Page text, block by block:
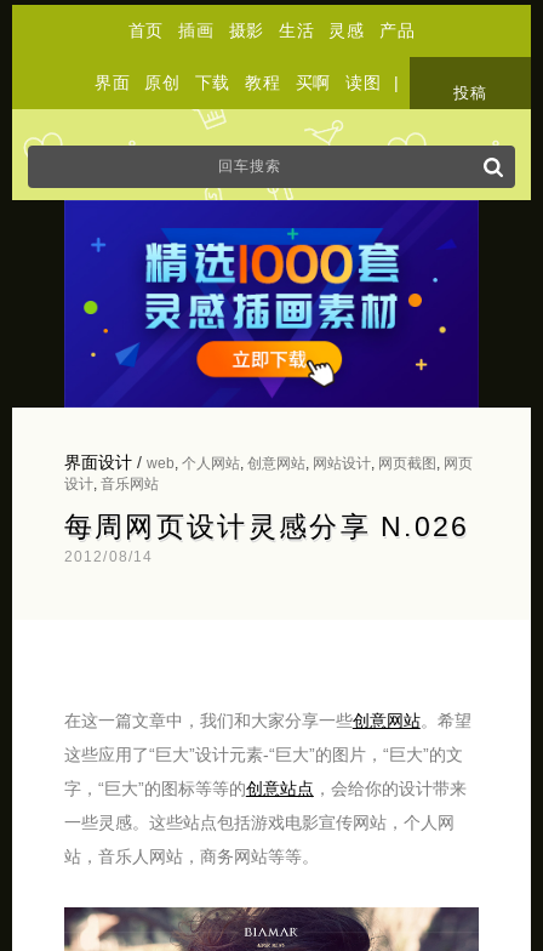
首页 插画 摄影 生活 灵感 产品
界面 原创 下载 教程 买啊 读图 |
投稿
界面设计/ web 个人网站, 创意网站, 网站设计, 网页截图
网页
设计, 音乐网站
每周网页设计灵感分享 N.026
2012/08/14
在这一篇文章中，我们和大家分享一些创意网站。希望
这些应用了“巨大”设计元素-“巨大”的图片，“巨大”的文
字，“巨大”的图标等等的创意站点 ，会给你的设计带来
一些灵感。这些站点包括游戏电影宣传网站，个人网
站，音乐人网站，商务网站等等。